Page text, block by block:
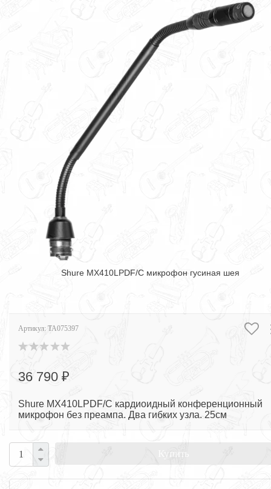
Shure MX410LPDF/C микрофон гусиная шея
Артикул: TA075397
36 790 ₽
Shure MX410LPDF/C кардиоидный конференционный
микрофон без преампа. Два гибких узла. 25см
Купить